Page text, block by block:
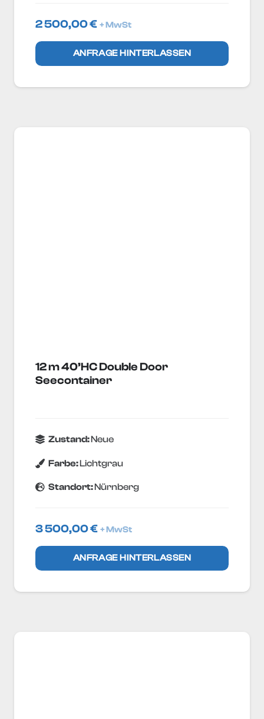
2 500,00€ + MwSt
ANFRAGE HINTERLASSEN
12 m 40’HC Double Door
Seecontainer
Zustand:Neue
Farbe:Lichtgrau
Standort:Nürnberg
3 500,00€ + MwSt
ANFRAGE HINTERLASSEN